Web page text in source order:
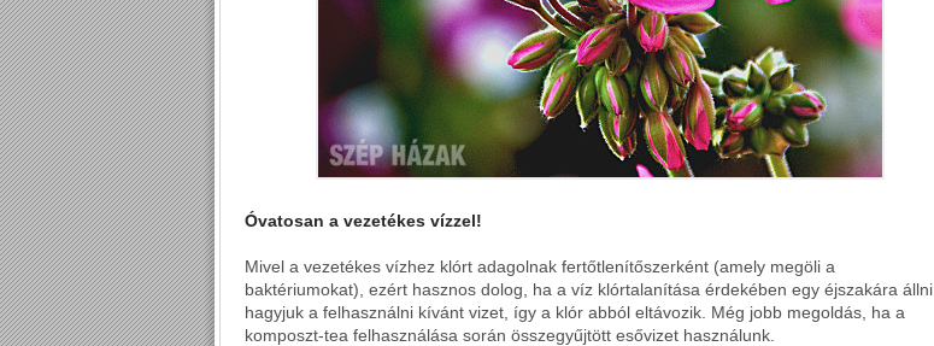
Óvatosan a vezetékes vízzel!
Mivel a vezetékes vízhez klórt adagolnak fertőtlenítőszerként (amely megöli a
baktériumokat), ezért hasznos dolog, ha a víz klórtalanítása érdekében egy éjszakára állni
hagyjuk a felhasználni kívánt vizet, így a klór abból eltávozik. Még jobb megoldás, ha a
komposzt-tea felhasználása során összegyűjtött esővizet használunk.